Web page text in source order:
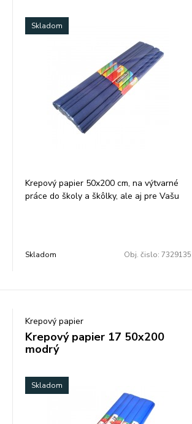
Skladom
Krepový papier 50x200 cm, na výtvarné
práce do školy a škôlky, ale aj pre Vašu
Skladom Obj. čislo: 7329135
Krepový papier
Krepový papier 17 50x200
modrý
Skladom